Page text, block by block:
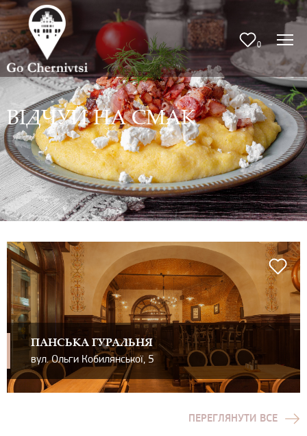
0
ВІДЧУЙ НА СМАК
ПАНСЬКА ГУРАЛЬНЯ
вул. Ольги Кобилянської, 5
ПЕРЕГЛЯНУТИ ВСЕ